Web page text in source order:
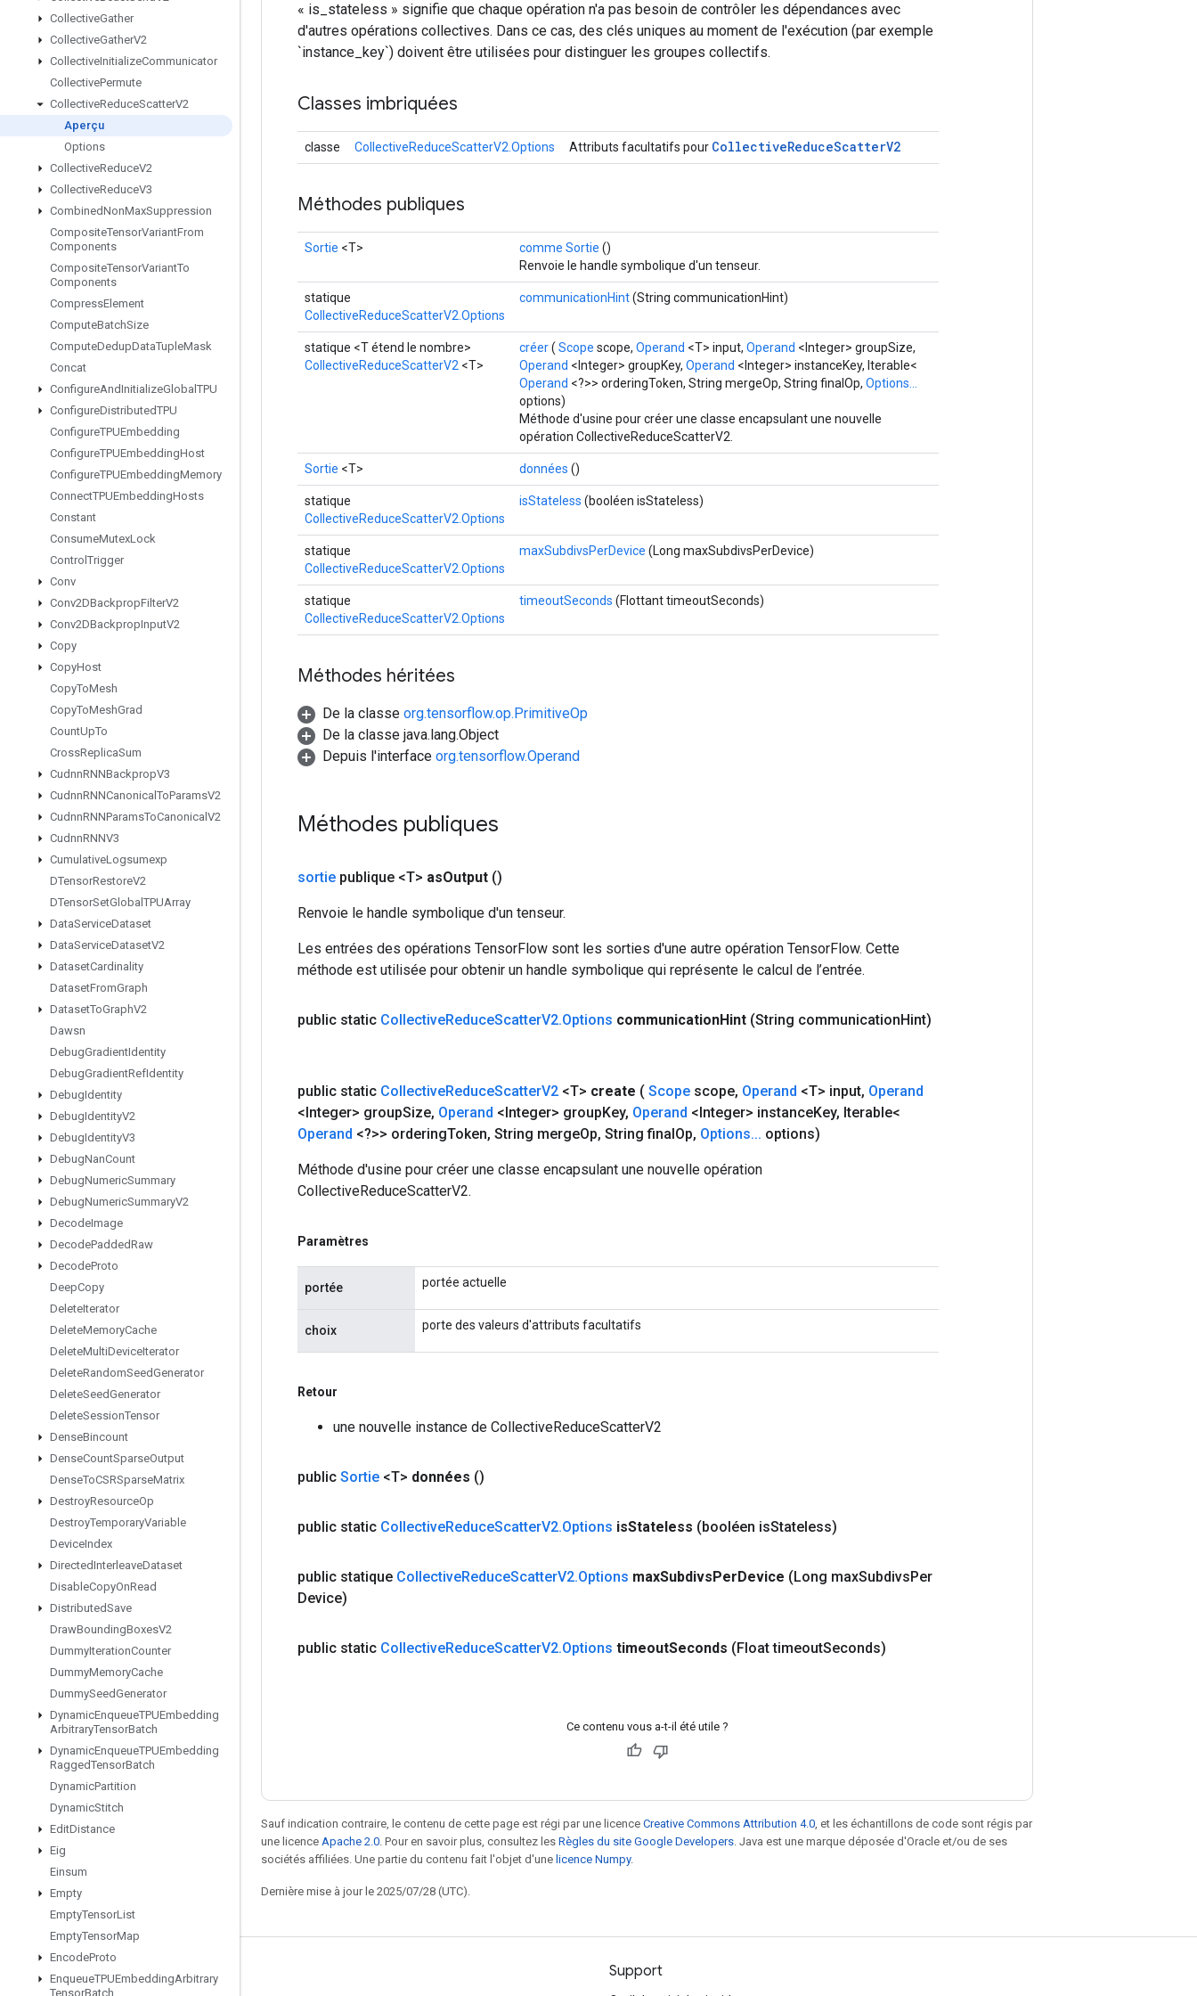
CollectiveGather
CollectiveGatherV2
CollectiveInitializeCommunicator
CollectivePermute
CollectiveReduceScatterV2
Aperçu
Options
CollectiveReduceV2
CollectiveReduceV3
CombinedNonMaxSuppression
CompositeTensorVariantFrom
Components
CompositeTensorVariantTo
Components
CompressElement
ComputeBatchSize
ComputeDedupDataTupleMask
Concat
ConfigureAndInitializeGlobal TPU
ConfigureDistributedTPU
ConfigureTPUEmbedding
ConfigureTPUEmbeddingHost
ConfigureTPUEmbeddingMemory
ConnectTPUEmbeddingHosts
Constant
ConsumeMutexLock
Control Trigger
Conv
Conv2DBackpropFilterV2
Conv2DBackpropInputV2
Copy
CopyHost
CopyToMesh
CopyToMeshGrad
CountUpTo
CrossReplicaSum
CudnnRNNBackpropV3
CudnnRNNCanonical ToParamsV2
CudnnRNNParamsToCanonical V2
CudnnRNNV3
CumulativeLogsumexp
DTensorRestoreV2
DTensorSetGlobal TPUArray
DataServiceDataset
DataServiceDatasetV2
DatasetCardinality
DatasetFromGraph
DatasetToGraphV2
Dawsn
DebugGradientIdentity
DebugGradientRefIdentity
DebugIdentity
DebugIdentityV2
DebugIdentityV3
DebugNanCount
DebugNumericSummary
DebugNumericSummaryV2
DecodeImage
DecodePaddedRaw
DecodeProto
DeepCopy
DeleteIterator
DeleteMemoryCache
DeleteMultiDeviceIterator
DeleteRandomSeedGenerator
DeleteSeedGenerator
DeleteSessionTensor
DenseBincount
DenseCountSparseOutput
DenseToCSRSparseMatrix
DestroyResourceOp
DestroyTemporaryVariable
DeviceIndex
DirectedInterleaveDataset
DisableCopyOnRead
DistributedSave
DrawBoundingBoxesV2
DummyIterationCounter
DummyMemoryCache
DummySeedGenerator
DynamicEnqueueTPUEmbedding
ArbitraryTensorBatch
DynamicEnqueueTPUEmbedding
RaggedTensorBatch
DynamicPartition
DynamicStitch
EditDistance
Eig
Einsum
Empty
EmptyTensorList
EmptyTensorMap
EncodeProto
EnqueueTPUEmbeddingArbitrary
TensorBatch
« is_stateless » signifie que chaque opération n'a pas besoin de contrôler les dépendances avec
d'autres opérations collectives. Dans ce cas, des clés uniques au moment de l'exécution (par exemple
`instance_key`) doivent être utilisées pour distinguer les groupes collectifs.
Classes imbriquées
classe CollectiveReduceScatterV2.Options Attributs facultatifs pour CollectiveReduceScatterV2
Méthodes publiques
Sortie <T> comme Sortie ()
Renvoie le handle symbolique d'un tenseur.
statique
CollectiveReduceScatterV2.Options
communicationHint(String communicationHint)
statique <T étend le nombre>
CollectiveReduceScatterV2 <T>
créer( Scope scope, Operand <T> input, Operand <Integer> groupSize,
Operand <Integer> groupKey, Operand <Integer> instanceKey, Iterable<
Operand <?>> orderingToken, String mergeOp, String finalOp, Options...
options)
Méthode d'usine pour créer une classe encapsulant une nouvelle
opération CollectiveReduceScatterV2.
Sortie <T> données ()
statique
CollectiveReduceScatterV2.Options
isStateless (booléen isStateless)
statique
CollectiveReduceScatterV2.Options
maxSubdivsPerDevice (Long maxSubdivsPerDevice)
statique
CollectiveReduceScatterV2.Options
timeoutSeconds (Flottant timeoutSeconds)
Méthodes héritées
De la classe org.tensorflow.op.PrimitiveOp
De la classe java.lang.Object
Depuis l'interface org.tensorflow.Operand
Méthodes publiques
sortie publique <T> asOutput ()
Renvoie le handle symbolique d'un tenseur.
Les entrées des opérations TensorFlow sont les sorties d'une autre opération TensorFlow. Cette
méthode est utilisée pour obtenir un handle symbolique qui représente le calcul de l’entrée.
public static CollectiveReduceScatterV2.Options communicationHint (String communicationHint)
public static CollectiveReduceScatterV2 <T> create ( Scope scope, Operand <T> input, Operand
<Integer> groupSize, Operand <Integer> groupKey, Operand <Integer> instanceKey, Iterable<
Operand <?>> orderingToken, String mergeOp, String finalOp, Options... options)
Méthode d'usine pour créer une classe encapsulant une nouvelle opération
CollectiveReduceScatterV2.
Paramètres
portée portée actuelle
choix porte des valeurs d'attributs facultatifs
Retour
une nouvelle instance de CollectiveReduceScatterV2
public Sortie <T> données ()
public static CollectiveReduceScatterV2.Options isStateless (booléen isStateless)
public statique CollectiveReduceScatterV2.Options maxSubdivsPerDevice (Long maxSubdivsPer
Device)
public static CollectiveReduceScatterV2.Options timeoutSeconds (Float timeoutSeconds)
Ce contenu vous a-t-il été utile ?
Sauf indication contraire, le contenu de cette page est régi par une licence Creative Commons Attribution 4.0 , et les échantillons de code sont régis par
une licence Apache 2.0 . Pour en savoir plus, consultez les Règles du site Google Developers . Java est une marque déposée d'Oracle et/ou de ses
sociétés affiliées. Une partie du contenu fait l'objet d'une licence Numpy.
Dernière mise à jour le 2025/07/28 (UTC).
Rester connecté Support